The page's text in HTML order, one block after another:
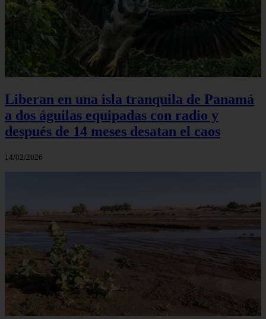
Liberan en una isla tranquila de Panamá
a dos águilas equipadas con radio y
después de 14 meses desatan el caos
14/02/2026